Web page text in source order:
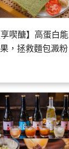
喫醣】高蛋白能
，拯救麵包澱粉